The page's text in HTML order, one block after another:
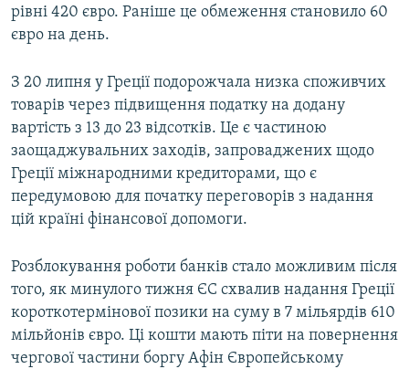
рівні 420 євро. Раніше це обмеження становило 60
євро на день.
З 20 липня у Греції подорожчала низка споживчих
товарів через підвищення податку на додану
вартість з 13 до 23 відсотків. Це є частиною
заощаджувальних заходів, запроваджених щодо
Греції міжнародними кредиторами, що є
передумовою для початку переговорів з надання
цій країні фінансової допомоги.
Розблокування роботи банків стало можливим після
того, як минулого тижня ЄС схвалив надання Греції
короткотермінової позики на суму в 7 мільярдів 610
мільйонів євро. Ці кошти мають піти на повернення
чергової частини боргу Афін Європейському